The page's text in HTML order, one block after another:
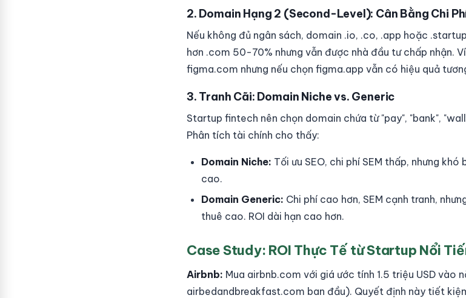
2. Domain Hạng 2 (Second-Level): Cân Bằng Chi
Nếu không đủ ngân sách, domain .io, .co, .app hoặc
hơn .com 50-70% nhưng vẫn được nhà đầu tư chấp nhận.
figma.com nhưng nếu chọn figma.app vẫn có hiệu quả
3. Tranh Cãi: Domain Niche vs. Generic
Startup fintech nên chọn domain chứa từ "pay", "bank",
Phân tích tài chính cho thấy:
Domain Niche: Tối ưu SEO, chi phí SEM thấp, nhưng
cao.
Domain Generic: Chi phí cao hơn, SEM cạnh tranh,
thuê cao. ROI dài hạn cao hơn.
Case Study: ROI Thực Tế từ Startup Nổi
Airbnb: Mua airbnb.com với giá ước tính 1.5 triệu USD vào
airbedandbreakfast.com ban đầu). Quyết định này tiết